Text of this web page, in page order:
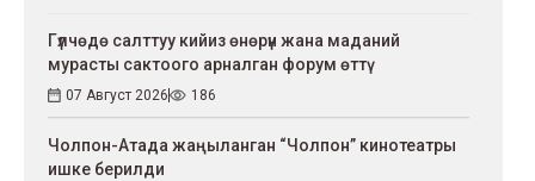
Гүлчөдө салттуу кийиз өнөрүн жана маданий
мурасты сактоого арналган форум өттү
07 Август 2026 186
Чолпон-Атада жаңыланган “Чолпон” кинотеатры
ишке берилди